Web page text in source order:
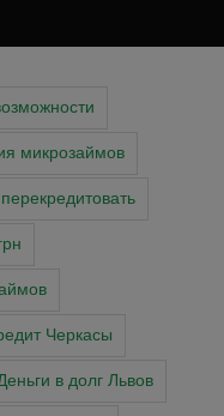
микрозаймов
Черкасы
в долг Львов